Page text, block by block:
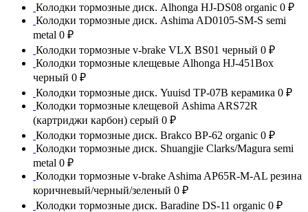
Колодки тормозные диск. Alhonga HJ-DS08 organic 0 ₽
Колодки тормозные диск. Ashima AD0105-SM-S semi
metal 0 ₽
Колодки тормозные v-brake VLX BS01 черный 0 ₽
Колодки тормозные клещевые Alhonga HJ-451Box
черный 0 ₽
Колодки тормозные диск. Yuuisd TP-07B керамика 0 ₽
Колодки тормозные клещевой Ashima ARS72R
(картриджи карбон) серый 0 ₽
Колодки тормозные диск. Brakco BP-62 organic 0 ₽
Колодки тормозные диск. Shuangjie Clarks/Magura semi
metal 0 ₽
Колодки тормозные v-brake Ashima AP65R-M-AL резина
коричневый/черный/зеленый 0 ₽
Колодки тормозные диск. Baradine DS-11 organic 0 ₽